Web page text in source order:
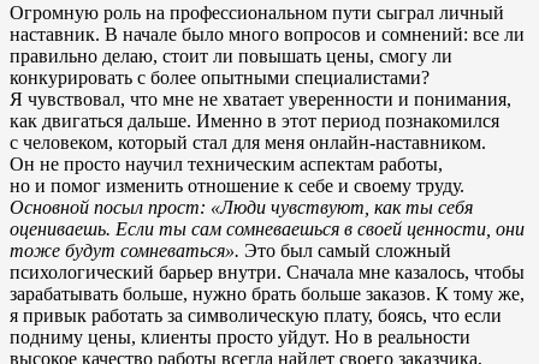
Огромную роль на профессиональном пути сыграл личный
наставник. В начале было много вопросов и сомнений: все ли
правильно делаю, стоит ли повышать цены, смогу ли
конкурировать с более опытными специалистами?
Я чувствовал, что мне не хватает уверенности и понимания,
как двигаться дальше. Именно в этот период познакомился
с человеком, который стал для меня онлайн-наставником.
Он не просто научил техническим аспектам работы,
но и помог изменить отношение к себе и своему труду.
Основной посыл прост: «Люди чувствуют, как ты себя
оцениваешь. Если ты сам сомневаешься в своей ценности, они
тоже будут сомневаться». Это был самый сложный
психологический барьер внутри. Сначала мне казалось, чтобы
зарабатывать больше, нужно брать больше заказов. К тому же,
я привык работать за символическую плату, боясь, что если
подниму цены, клиенты просто уйдут. Но в реальности
высокое качество работы всегда найдет своего заказчика,